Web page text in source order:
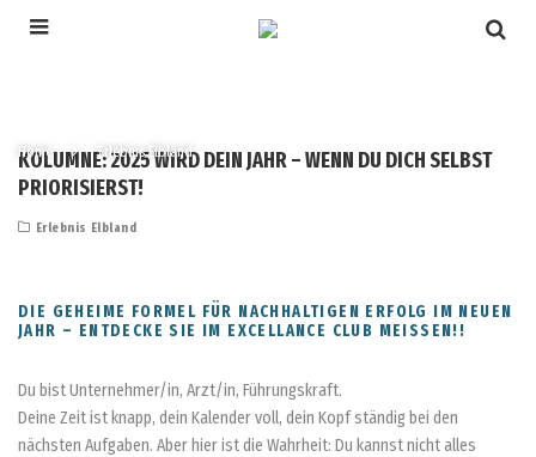
Home Erlebnis Elbland
KOLUMNE: 2025 WIRD DEIN JAHR – WENN DU DICH SELBST
PRIORISIERST!
Erlebnis Elbland
DIE GEHEIME FORMEL FÜR NACHHALTIGEN ERFOLG IM NEUEN
JAHR – ENTDECKE SIE IM EXCELLANCE CLUB MEISSEN!!
Du bist Unternehmer/in, Arzt/in, Führungskraft.
Deine Zeit ist knapp, dein Kalender voll, dein Kopf ständig bei den
nächsten Aufgaben. Aber hier ist die Wahrheit: Du kannst nicht alles